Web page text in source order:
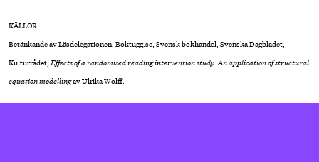
KÄLLOR:
Betänkande av Läsdelegationen, Boktugg.se, Svensk bokhandel, Svenska Dagbladet,
Kulturrådet,Effects of a randomised reading intervention study: An application of structural
equation modellingav Ulrika Wolff.